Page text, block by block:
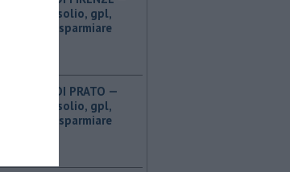
Benzina, gasolio, gpl,
ecco dove risparmiare
PROVINCIA DI PRATO — ​
Benzina, gasolio, gpl,
ecco dove risparmiare